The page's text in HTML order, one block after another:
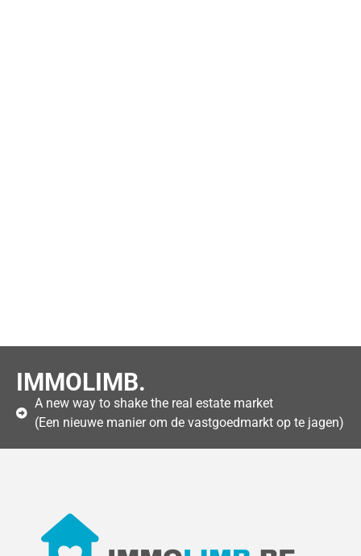
IMMOLIMB.
A new way to shake the real estate market
(Een nieuwe manier om de vastgoedmarkt op te jagen)